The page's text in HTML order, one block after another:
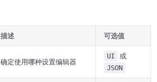
描述 可选值
确定使用哪种设置编辑器
UI 或
JSON